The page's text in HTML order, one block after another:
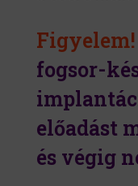
Figyelem!
fogsor-
előadást
és végig